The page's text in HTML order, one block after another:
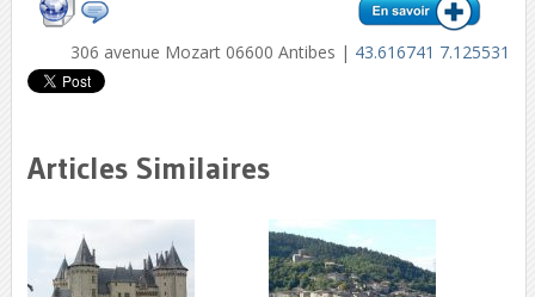
306 avenue Mozart 06600 Antibes | 43.616741 7.125531
Articles Similaires